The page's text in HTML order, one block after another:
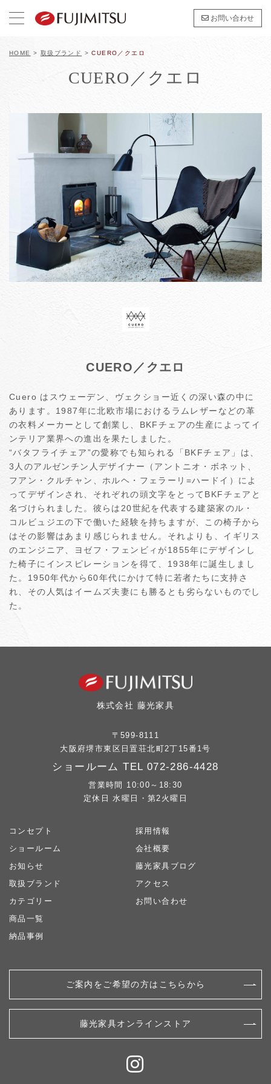
お問い合わせ
HOME > 取扱ブランド >CUERO／クエロ
CUERO／クエロ
CUERO／クエロ
Cuero はスウェーデン、ヴェクショー近くの深い森の中に
あります。1987年に北欧市場におけるラムレザーなどの革
の衣料メーカーとして創業し、BKFチェアの生産によってイ
ンテリア業界への進出を果たしました。
“バタフライチェア”の愛称でも知られる「BKFチェア」は、
3人のアルゼンチン人デザイナー（アントニオ・ボネット、
フアン・クルチャン、ホルヘ・フェラーリ=ハードイ）によ
ってデザインされ、それぞれの頭文字をとってBKFチェアと
名づけられました。彼らは20世紀を代表する建築家のル・
コルビュジエの下で働いた経験を持ちますが、この椅子から
はその影響はあまり感じられません。それよりも、イギリス
のエンジニア、ヨゼフ・フェンビィが1855年にデザインし
た椅子にインスピレーションを得て、1938年に誕生しまし
た。1950年代から60年代にかけて特に若者たちに支持さ
れ、その人気はイームズ夫妻にも勝るとも劣らないものでし
た。
株式会社 藤光家具
〒599-8111
大阪府堺市東区日置荘北町2丁15番1号
ショールーム TEL 072-286-4428
営業時間 10:00～18:30
定休日 水曜日・第2火曜日
コンセプト
ショールーム
お知らせ
取扱ブランド
カテゴリー
商品一覧
納品事例
採用情報
会社概要
藤光家具ブログ
アクセス
お問い合わせ
ご案内をご希望の方はこちらから
藤光家具オンラインストア